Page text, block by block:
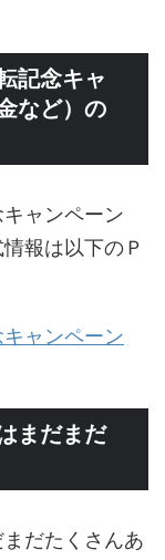
記念キャ
など）の
ャンペーン
報は以下のＰ
ャンペーン
まだまだ
だたくさんあ